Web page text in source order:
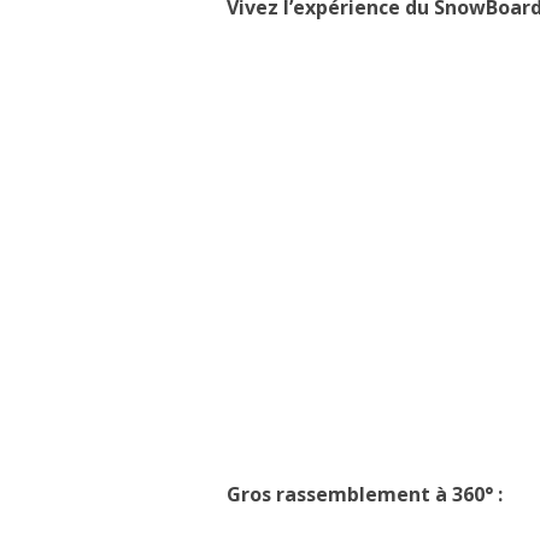
Vivez l’expérience du
Gros rassemblement à 360° :